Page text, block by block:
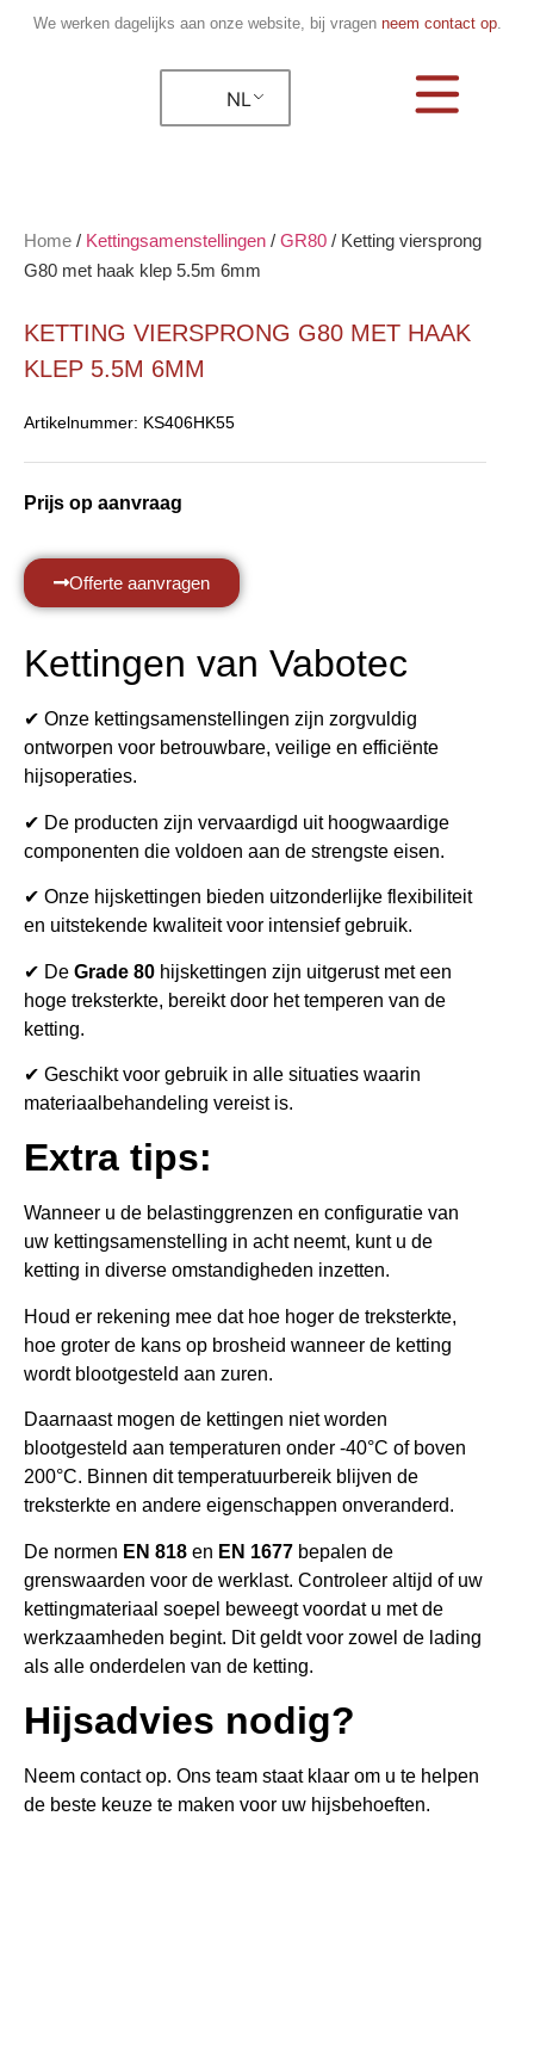
We werken dagelijks aan onze website, bij vragen neem contact op.
NL
Home / Kettingsamenstellingen / GR80 / Ketting viersprong
G80 met haak klep 5.5m 6mm
KETTING VIERSPRONG G80 MET HAAK
KLEP 5.5M 6MM
Artikelnummer: KS406HK55
Prijs op aanvraag
Offerte aanvragen
Kettingen van Vabotec
✔ Onze kettingsamenstellingen zijn zorgvuldig
ontworpen voor betrouwbare, veilige en efficiënte
hijsoperaties.
✔ De producten zijn vervaardigd uit hoogwaardige
componenten die voldoen aan de strengste eisen.
✔ Onze hijskettingen bieden uitzonderlijke flexibiliteit
en uitstekende kwaliteit voor intensief gebruik.
✔ De Grade 80 hijskettingen zijn uitgerust met een
hoge treksterkte, bereikt door het temperen van de
ketting.
✔ Geschikt voor gebruik in alle situaties waarin
materiaalbehandeling vereist is.
Extra tips:
Wanneer u de belastinggrenzen en configuratie van
uw kettingsamenstelling in acht neemt, kunt u de
ketting in diverse omstandigheden inzetten.
Houd er rekening mee dat hoe hoger de treksterkte,
hoe groter de kans op brosheid wanneer de ketting
wordt blootgesteld aan zuren.
Daarnaast mogen de kettingen niet worden
blootgesteld aan temperaturen onder -40°C of boven
200°C. Binnen dit temperatuurbereik blijven de
treksterkte en andere eigenschappen onveranderd.
De normen EN 818 en EN 1677 bepalen de
grenswaarden voor de werklast. Controleer altijd of uw
kettingmateriaal soepel beweegt voordat u met de
werkzaamheden begint. Dit geldt voor zowel de lading
als alle onderdelen van de ketting.
Hijsadvies nodig?
Neem contact op. Ons team staat klaar om u te helpen
de beste keuze te maken voor uw hijsbehoeften.